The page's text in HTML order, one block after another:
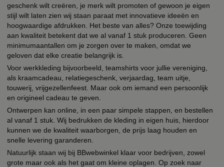
geschenk wilt creëren, je merk wilt promoten of gewoon je eigen
stijl wilt laten zien wij staan paraat met innovatieve ideeën en
hoogwaardige afdrukken. Het beste van alles? Onze toewijding
aan kwaliteit betekent dat we al vanaf 1 stuk produceren. Geen
minimumaantallen om je zorgen over te maken, omdat we
geloven dat elke creatie belangrijk is.
Voor werkkleding bijvoorbeeld, teamshirts voor jullie vereniging,
als kraamcadeau, relatiegeschenk, verjaardag, team uitje,
touwerij, vrijgezellenfeest. Maar ook om iemand een persoonlijk
en origineel cadeau te geven.
Ontwerpen kan online, in een paar simpele stappen, en bestellen
al vanaf 1 stuk. Wij bedrukken de kleding in eigen huis, hierdoor
kunnen we de kwaliteit waarborgen, de prijs laag houden en
snelle levering garanderen.
Natuurlijk staan wij bij BBwebwinkel klaar voor bedrijven, zowel
grote maar ook als het gaat om kleine oplagen. Op zoek naar